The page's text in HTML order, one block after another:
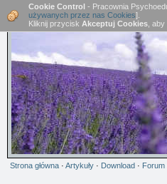
Strona główna · Artykuły · Download · Forum
Cookie Control - Pracownia
używanych przez nas Cookies].
Kliknij przycisk Akceptuj Cookies ,